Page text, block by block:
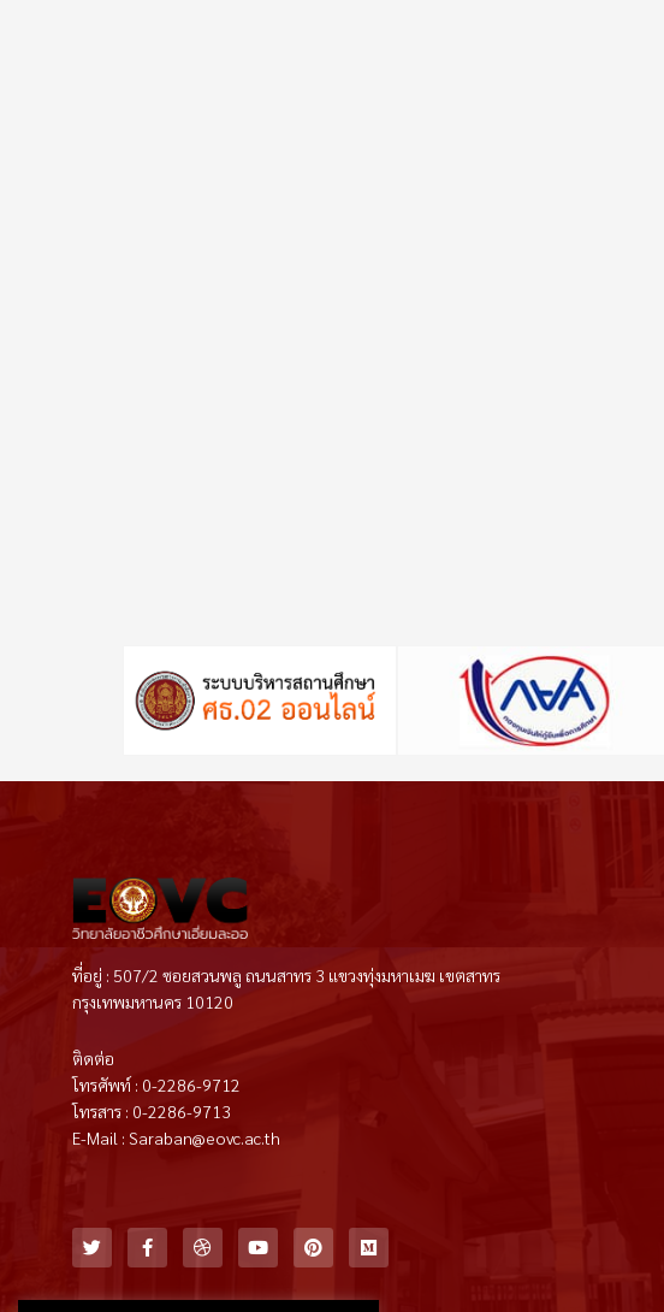
ที่อยู่ : 507/2 ซอยสวนพลู ถนนสาทร 3 แขวงทุ่งมหาเมฆ เขตสาทร
กรุงเทพมหานคร 10120
ติดต่อ
โทรศัพท์ : 0-2286-9712
โทรสาร : 0-2286-9713
E-Mail : Saraban@eovc.ac.th
w
i
t
e
a
c
e
o
r
i
b
b
o
u
t
b
i
n
t
r
e
d
i
m